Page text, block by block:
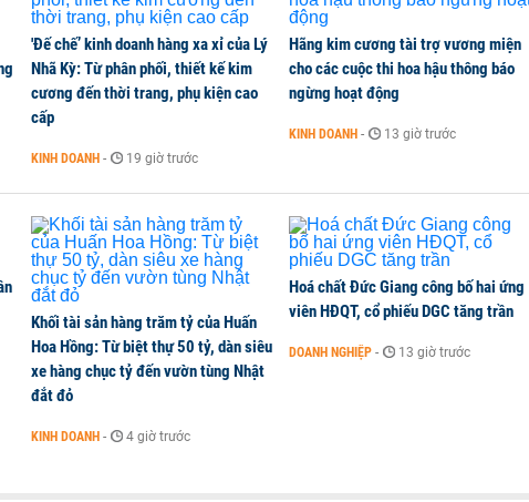
đường sắt TP HCM - Cần Thơ
tài trợ cho 18 dự án Vingroup, Sungroup và Masterise?
'Đế chế’ kinh doanh hàng xa xỉ của Lý
Nhã Kỳ: Từ phân phối, thiết kế kim
cương đến thời trang, phụ kiện cao
cấp
KINH DOANH - 19 giờ trước
Hãng kim cương tài trợ vương miện
cho các cuộc thi hoa hậu thông báo
ngừng hoạt động
KINH DOANH - 13 giờ trước
Khối tài sản hàng trăm tỷ của Huấn
Hoa Hồng: Từ biệt thự 50 tỷ, dàn siêu
xe hàng chục tỷ đến vườn tùng Nhật
đắt đỏ
KINH DOANH - 4 giờ trước
Hoá chất Đức Giang công bố hai ứng
viên HĐQT, cổ phiếu DGC tăng trần
DOANH NGHIỆP - 13 giờ trước